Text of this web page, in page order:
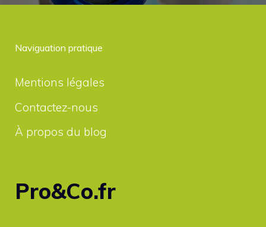
Naviguation pratique
Mentions légales
Contactez-nous
À propos du blog
Pro&Co.fr